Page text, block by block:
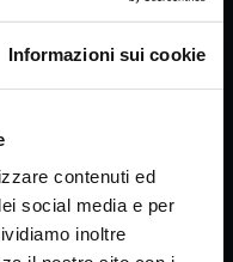
Informazioni sui cookie
contenuti ed
social media e per
inoltre
ricerca in agricoltura e
agraria